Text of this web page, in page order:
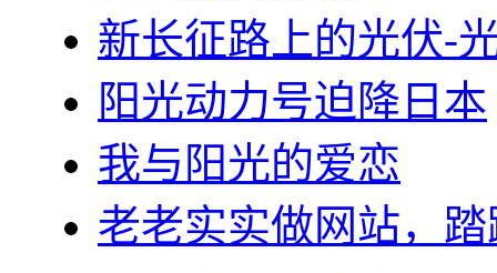
新长征路上的光伏-
阳光动力号迫降日本
我与阳光的爱恋
老老实实做网站，